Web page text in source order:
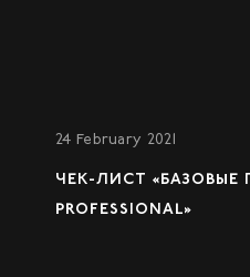
24 February 2021
ЧЕК-ЛИСТ «БАЗОВЫЕ
PROFESSIONAL»